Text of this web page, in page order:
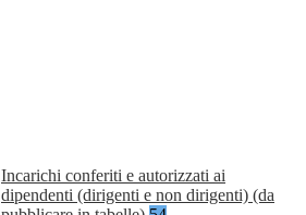
Incarichi conferiti e autorizzati ai
dipendenti (dirigenti e non dirigenti) (da